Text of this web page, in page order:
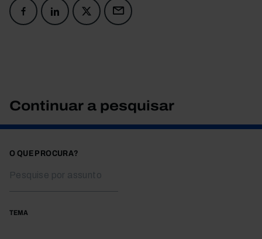
Continuar a pesquisar
O QUE PROCURA?
TEMA